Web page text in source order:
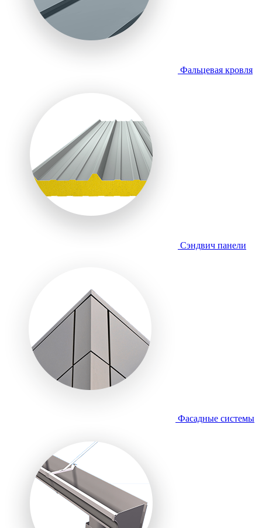
Фальцевая кровля
Сэндвич панели
Фасадные системы